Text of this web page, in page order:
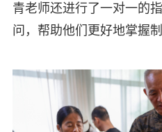
青老师还进行了一对一的
问，帮助他们更好地掌握制